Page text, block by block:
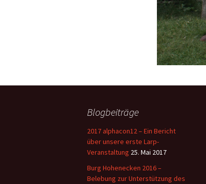
Blogbeiträge
2017 alphacon12 – Ein Bericht
über unsere erste Larp-
Veranstaltung 25. Mai 2017
Burg Hohenecken 2016 –
Belebung zur Unterstützung des